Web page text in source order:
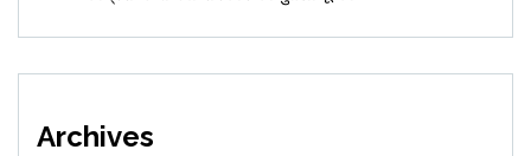
Archives